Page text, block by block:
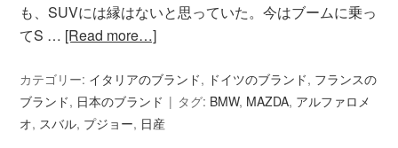
も、SUVには縁はないと思っていた。今はブームに乗っ
てS … [Read more…]
カテゴリー: イタリアのブランド, ドイツのブランド, フランスの
ブランド, 日本のブランド タグ: BMW, MAZDA, アルファロメ
オ, スバル, プジョー, 日産